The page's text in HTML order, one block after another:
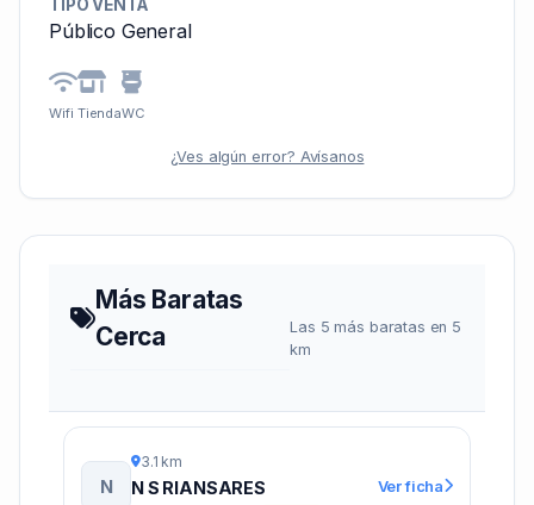
TIPO VENTA
Público General
Wifi TiendaWC
¿Ves algún error? Avísanos
Más Baratas
Cerca
Las 5 más baratas en 5
km
N
3.1 km
N S RIANSARES Ver ficha